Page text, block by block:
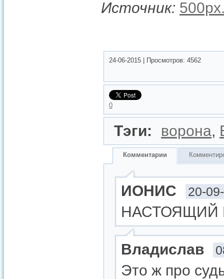
Источник:
24-06-2015 Просмотров: 4562
0
Тэги: ворона,
Комментарии
ИОНИС 20-
НАСТОЯЩИЙ
Владислав
Это ж про